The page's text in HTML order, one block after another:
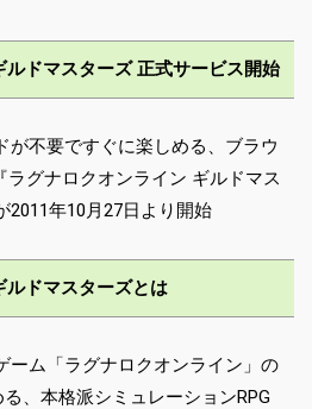
ドマスターズ 正式サービス開始
が不要ですぐに楽しめる、ブラウ
ラグナロクオンライン ギルドマス
2011年10月27日より開始
ルドマスターズとは
ーム「ラグナロクオンライン」の
、本格派シミュレーションRPG